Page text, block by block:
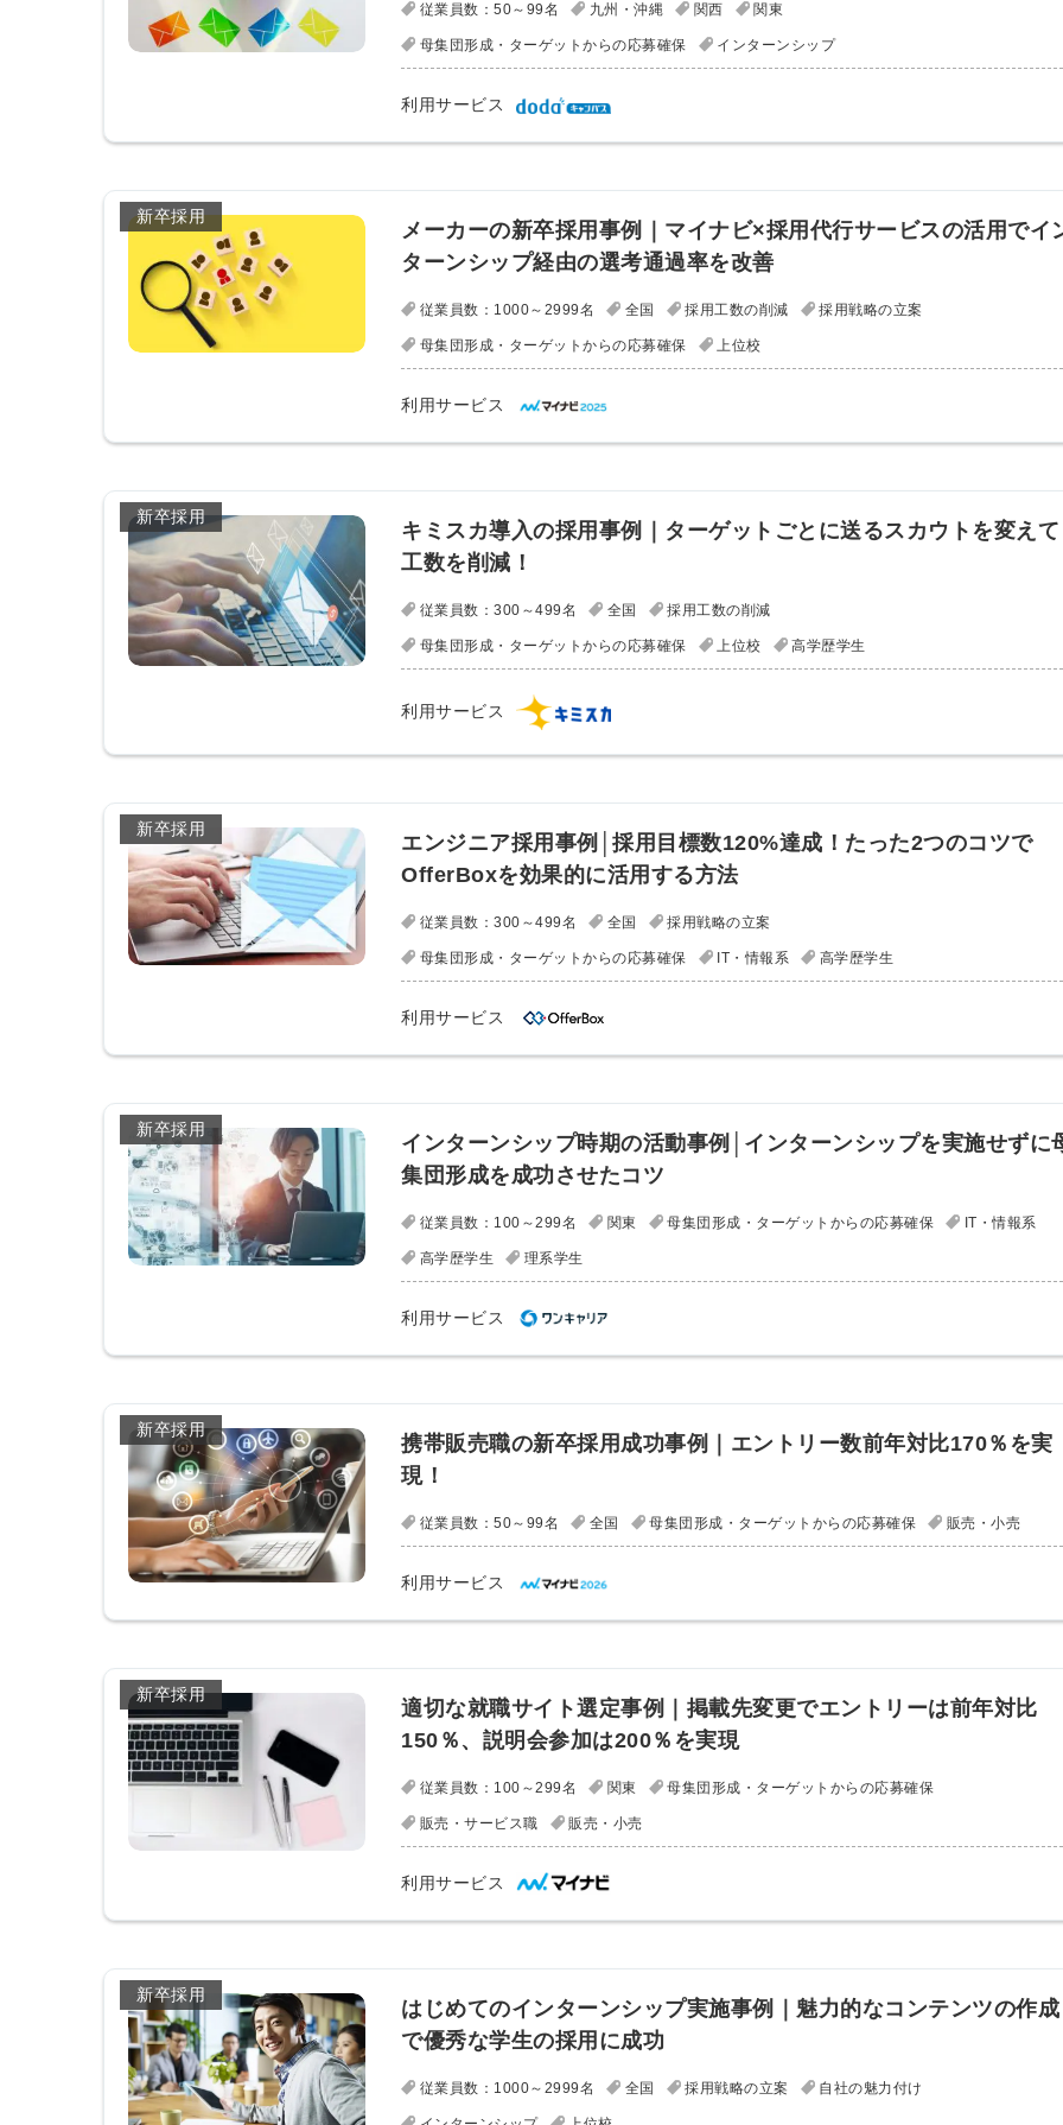
従業員数：50～99名 九州・沖縄 関西 関東
母集団形成・ターゲットからの応募確保 インターンシップ
利用サービス
新卒採用
メーカーの新卒採用事例｜マイナビ×採用代行サービスの活用でイ
ターンシップ経由の選考通過率を改善
従業員数：1000～2999名 全国 採用工数の削減 採用戦略の立案
母集団形成・ターゲットからの応募確保 上位校
利用サービス
新卒採用
キミスカ導入の採用事例｜ターゲットごとに送るスカウトを変えて
工数を削減！
従業員数：300～499名 全国 採用工数の削減
母集団形成・ターゲットからの応募確保 上位校 高学歴学生
利用サービス
新卒採用
エンジニア採用事例│採用目標数120%達成！たった2つのコツで
OfferBoxを効果的に活用する方法
従業員数：300～499名 全国 採用戦略の立案
母集団形成・ターゲットからの応募確保 IT・情報系 高学歴学生
利用サービス
新卒採用
インターンシップ時期の活動事例│インターンシップを実施せずに
集団形成を成功させたコツ
従業員数：100～299名 関東 母集団形成・ターゲットからの応募確保 IT・情報系
高学歴学生 理系学生
利用サービス
新卒採用
携帯販売職の新卒採用成功事例｜エントリー数前年対比170％を実
現！
従業員数：50～99名 全国 母集団形成・ターゲットからの応募確保 販売・小売
利用サービス
新卒採用
適切な就職サイト選定事例｜掲載先変更でエントリーは前年対比
150％、説明会参加は200％を実現
従業員数：100～299名 関東 母集団形成・ターゲットからの応募確保
販売・サービス職 販売・小売
利用サービス
新卒採用
はじめてのインターンシップ実施事例｜魅力的なコンテンツの作成
で優秀な学生の採用に成功
従業員数：1000～2999名 全国 採用戦略の立案 自社の魅力付け
全てのコンテンツをご利用す
会員登録はこちら
メールアドレス
ログイン
する
パスワードをお忘れですか？
みんなの採用部があなたの許可
なく投稿することはありません
会員登録
メールアドレス
※ログインIDとなり
ます
利用規約と個人情報
の取り扱いについて
録
す
みんなの採用部があ
なたの許可なく投稿
することはありませ
ん
「採用パ
ートナ
ー」
みんなの採用部
ノウハウ資料
採用にまつわ
採用課題の解
たインタビュ
ー記事が読め
り良くしたい！」
という経営者や採
信してまいりま